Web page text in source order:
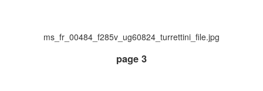
ms_fr_00484_f285v_ug60824_turrettini_file.jpg
page 3